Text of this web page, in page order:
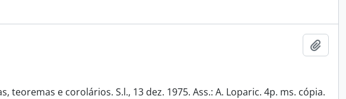
e corolários. S.l., 13 dez. 1975. Ass.: A. Loparic. 4p. ms. cópia.